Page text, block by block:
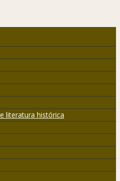
literatura histórica